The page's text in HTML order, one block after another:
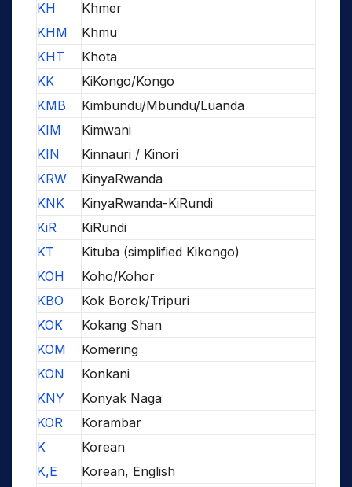
KH
Khmer
KHM
Khmu
KHT
Khota
KK
KiKongo/Kongo
KMB
Kimbundu/Mbundu/Luanda
KIM
Kimwani
KIN
Kinnauri / Kinori
KRW
KinyaRwanda
KNK
KinyaRwanda-KiRundi
KiR
KiRundi
KT
Kituba (simplified Kikongo)
KOH
Koho/Kohor
KBO
Kok Borok/Tripuri
KOK
Kokang Shan
KOM
Komering
KON
Konkani
KNY
Konyak Naga
KOR
Korambar
K
Korean
K,E
Korean, English